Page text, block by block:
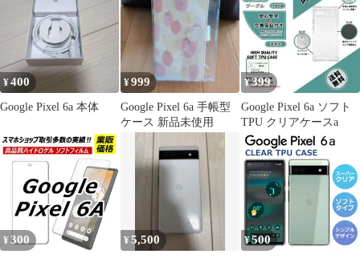
¥400
Google Pixel 6a 本体
¥999
Google Pixel 6a 手帳型
ケース 新品未使用
¥399
Google Pixel 6a ソフト
TPU クリアケースa
¥ 300 ¥5,500 ¥500